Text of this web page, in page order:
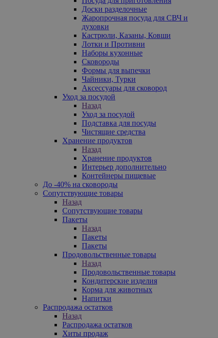
Доски разделочные
Жаропрочная посуда для СВЧ и
духовки
Кастрюли, Казаны, Ковши
Лотки и Противни
Наборы кухонные
Сковороды
Формы для выпечки
Чайники, Турки
Аксессуары для сковород
Уход за посудой
Назад
Уход за посудой
Подставка для посуды
Чистящие средства
Хранение продуктов
Назад
Хранение продуктов
Интерьер дополнительно
Контейнеры пищевые
До -40% на сковороды
Сопутствующие товары
Назад
Сопутствующие товары
Пакеты
Назад
Пакеты
Пакеты
Продовольственные товары
Назад
Продовольственные товары
Кондитерские изделия
Корма для животных
Напитки
Распродажа остатков
Назад
Распродажа остатков
Хиты продаж